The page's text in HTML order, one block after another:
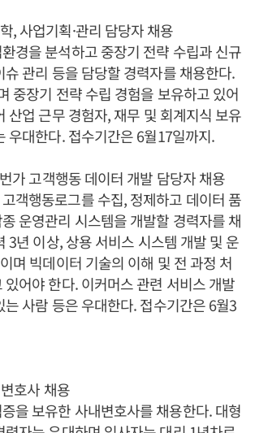
, 사업기획·관리 담당자 채용
경을 분석하고 중장기 전략 수립과 신규
슈 관리 등을 담당할 경력자를 채용한다.
중장기 전략 수립 경험을 보유하고 있어
산업 근무 경험자, 재무 및 회계지식 보유
우대한다. 접수기간은 6월17일까지.
가 고객행동 데이터 개발 담당자 채용
객행동로그를 수집, 정제하고 데이터 품
운영관리 시스템을 개발할 경력자를 채
3년 이상, 상용 서비스 시스템 개발 및 운
며 빅데이터 기술의 이해 및 전 과정 처
있어야 한다. 이커머스 관련 서비스 개발
는 사람 등은 우대한다. 접수기간은 6월3
호사 채용
을 보유한 사내변호사를 채용한다. 대형